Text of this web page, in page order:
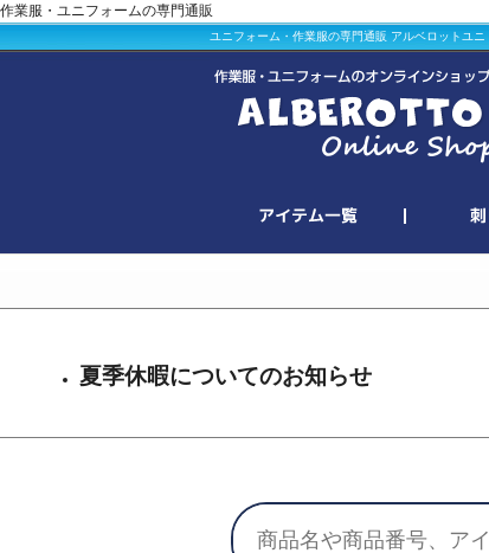
作業服・ユニフォームの専門通販
ユニフォーム・作業服の専門通販 アルベロットユニ
夏季休暇についてのお知らせ